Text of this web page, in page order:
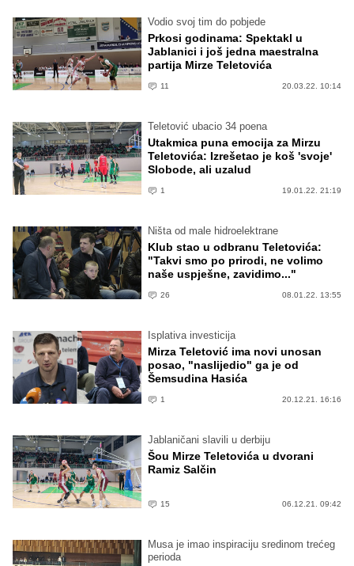
Vodio svoj tim do pobjede
Prkosi godinama: Spektakl u
Jablanici i još jedna maestralna
partija Mirze Teletovića
11 20.03.22. 10:14
Teletović ubacio 34 poena
Utakmica puna emocija za Mirzu
Teletovića: Izrešetao je koš 'svoje'
Slobode, ali uzalud
1 19.01.22. 21:19
Ništa od male hidroelektrane
Klub stao u odbranu Teletovića:
"Takvi smo po prirodi, ne volimo
naše uspješne, zavidimo..."
26 08.01.22. 13:55
Isplativa investicija
Mirza Teletović ima novi unosan
posao, "naslijedio" ga je od
Šemsudina Hasića
1 20.12.21. 16:16
Jablaničani slavili u derbiju
Šou Mirze Teletovića u dvorani
Ramiz Salčin
15 06.12.21. 09:42
Musa je imao inspiraciju sredinom trećeg
perioda